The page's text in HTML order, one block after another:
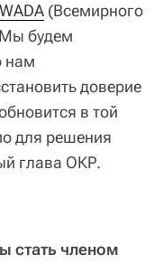
WADA (Всемирного
Мы будем
нам
доверие
в той
для решения
глава ОКР.
стать членом